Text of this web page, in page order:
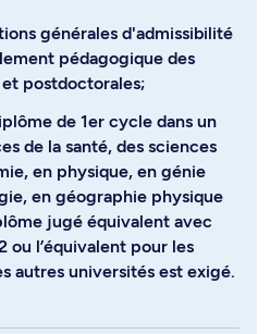
générales d'admissibilité
pédagogique des
postdoctorales;
de 1er cycle dans un
de la santé, des sciences
en physique, en génie
en géographie physique
jugé équivalent avec
ou l’équivalent pour les
autres universités est exigé.